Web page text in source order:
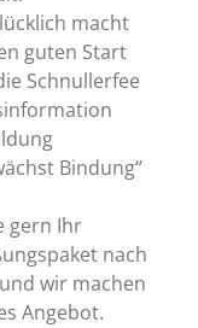
macht
guten Start
Schnullerfee
Bindung“
gern Ihr
nach
wir machen
Angebot.